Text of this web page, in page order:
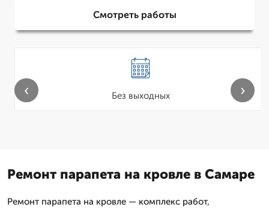
Смотреть работы
Без выходных
‹ ›
Ремонт парапета на кровле в Самаре
Ремонт парапета на кровле — комплекс работ,